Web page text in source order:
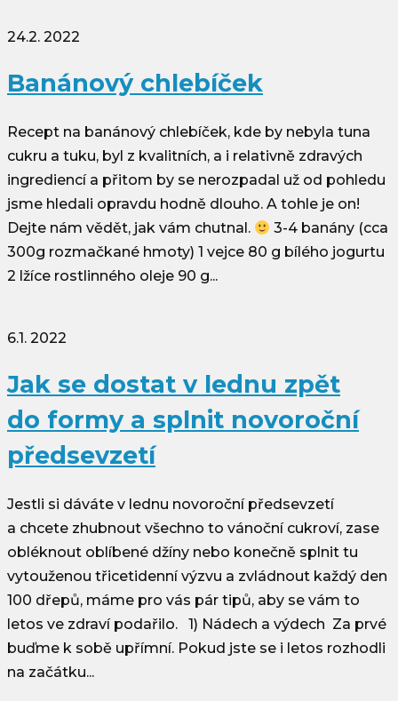
24.2. 2022
Banánový chlebíček
Recept na banánový chlebíček, kde by nebyla tuna
cukru a tuku, byl z kvalitních, a i relativně zdravých
ingrediencí a přitom by se nerozpadal už od pohledu
jsme hledali opravdu hodně dlouho. A tohle je on!
Dejte nám vědět, jak vám chutnal.
3-4 banány (cca
300g rozmačkané hmoty) 1 vejce 80 g bílého jogurtu
2 lžíce rostlinného oleje 90 g...
6.1. 2022
Jak se dostat v lednu zpět
do formy a splnit novoroční
předsevzetí
Jestli si dáváte v lednu novoroční předsevzetí
a chcete zhubnout všechno to vánoční cukroví, zase
obléknout oblíbené džíny nebo konečně splnit tu
vytouženou třicetidenní výzvu a zvládnout každý den
100 dřepů, máme pro vás pár tipů, aby se vám to
letos ve zdraví podařilo. 1) Nádech a výdech Za prvé
buďme k sobě upřímní. Pokud jste se i letos rozhodli
na začátku...